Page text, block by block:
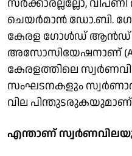
സര്‍ക്കാരല്ലല്ലോ,
ചെയര്‍മാന്‍ ഡോ.ബി.
കേരള ഗോള്‍ഡ് ആന്‍ഡ്
അസോസിയേഷനാണ്
കേരളത്തിലെ
സംഘടനകളും
വില പിന്തുടരുകയുമാണ്
എന്താണ്